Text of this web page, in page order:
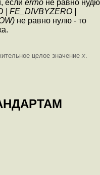
если errno не равно нудю
| FE_DIVBYZERO |
не равно нулю - то
целое значение x.